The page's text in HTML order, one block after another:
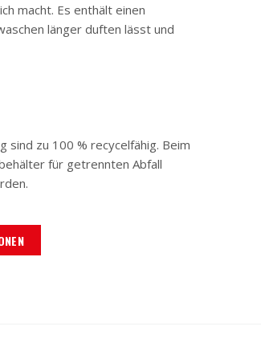
macht. Es enthält einen
länger duften lässt und
sind zu 100 % recycelfähig. Beim
für getrennten Abfall